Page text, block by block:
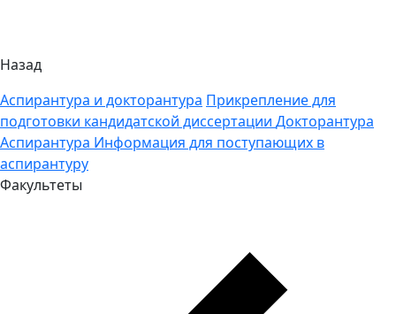
Назад
Аспирантура и докторантура Прикрепление для
подготовки кандидатской диссертации Докторантура
Аспирантура Информация для поступающих в
аспирантуру
Факультеты